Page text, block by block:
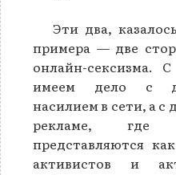
Эти два,
примера — две
онлайн-сексизма.
имеем дело с
насилием в сети, а с
рекламе, где
представляются
активистов и